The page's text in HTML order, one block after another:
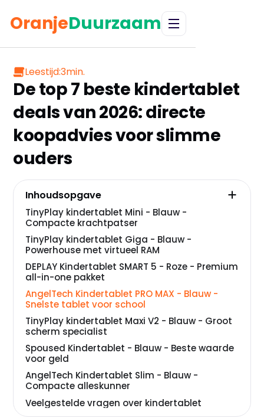
OranjeDuurzaam
Leestijd:3min.
De top 7 beste kindertablet
deals van 2026: directe
koopadvies voor slimme
ouders
Inhoudsopgave
TinyPlay kindertablet Mini - Blauw -
Compacte krachtpatser
TinyPlay kindertablet Giga - Blauw -
Powerhouse met virtueel RAM
DEPLAY Kindertablet SMART 5 - Roze - Premium
all-in-one pakket
AngelTech Kindertablet PRO MAX - Blauw -
Snelste tablet voor school
TinyPlay kindertablet Maxi V2 - Blauw - Groot
scherm specialist
Spoused Kindertablet - Blauw - Beste waarde
voor geld
AngelTech Kindertablet Slim - Blauw -
Compacte alleskunner
Veelgestelde vragen over kindertablet